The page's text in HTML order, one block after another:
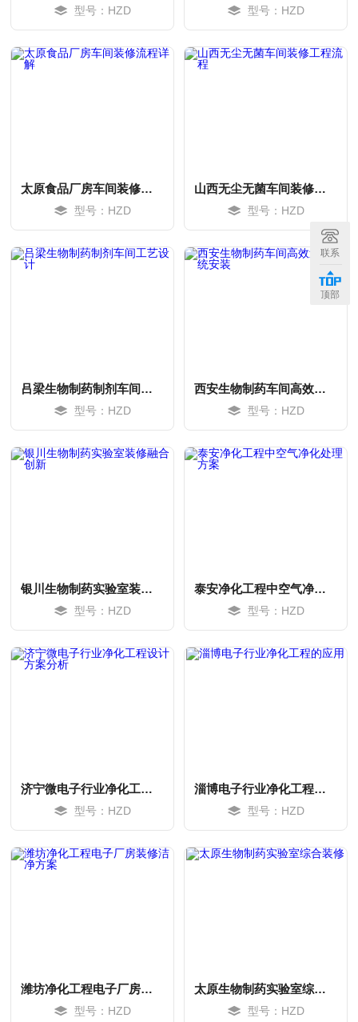
型号：HZD 型号：HZD
太原食品厂房车间装修流程详解
型号：HZD
山西无尘无菌车间装修工程流程
型号：HZD
吕梁生物制药制剂车间工艺设计
型号：HZD
西安生物制药车间高效过滤系统安装
型号：HZD
银川生物制药实验室装修融合创新
型号：HZD
泰安净化工程中空气净化处理方案
型号：HZD
济宁微电子行业净化工程设计方案分析
型号：HZD
淄博电子行业净化工程的应用
型号：HZD
潍坊净化工程电子厂房装修洁净方案
型号：HZD
太原生物制药实验室综合装修
型号：HZD
联系
顶部